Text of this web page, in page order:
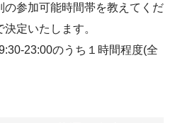
の参加可能時間帯を教えてくだ
定いたします。
23:00のうち１時間程度(全